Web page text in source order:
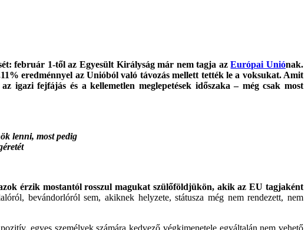
február 1-től az Egyesült Királyság már nem tagja azEurópai Uniónak.
eredménnyel az Unióból való távozás mellett tették le a voksukat. Amit
igazi fejfájás és a kellemetlen meglepetések időszaka – még csak most
lenni, most pedig
érzik mostantól rosszul magukat szülőföldjükön, akik az EU tagjaként
bevándorlóról sem, akiknek helyzete, státusza még nem rendezett, nem
egyes személyek számára kedvező végkimenetele egyáltalán nem vehető